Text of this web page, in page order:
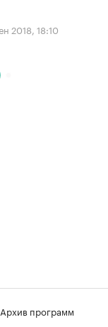
2018, 18:10
Архив программ